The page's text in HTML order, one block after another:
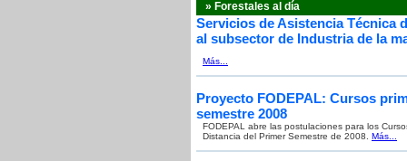
» Forestales al día
Servicios de Asistencia Técnica
al subsector de Industria de la
Más...
Proyecto FODEPAL: Cursos
semestre 2008
FODEPAL abre las postulaciones para los
Distancia del Primer Semestre de 2008. Más...